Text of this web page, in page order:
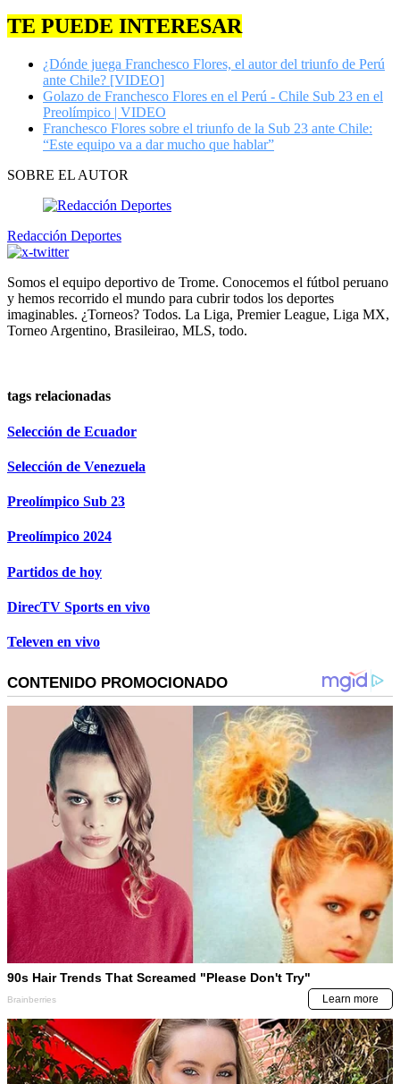
TE PUEDE INTERESAR
¿Dónde juega Franchesco Flores, el autor del triunfo de Perú
ante Chile? [VIDEO]
Golazo de Franchesco Flores en el Perú - Chile Sub 23 en el
Preolímpico | VIDEO
Franchesco Flores sobre el triunfo de la Sub 23 ante Chile:
“Este equipo va a dar mucho que hablar”
SOBRE EL AUTOR
Redacción Deportes
Somos el equipo deportivo de Trome. Conocemos el fútbol peruano
y hemos recorrido el mundo para cubrir todos los deportes
imaginables. ¿Torneos? Todos. La Liga, Premier League, Liga MX,
Torneo Argentino, Brasileirao, MLS, todo.
tags relacionadas
Selección de Ecuador
Selección de Venezuela
Preolímpico Sub 23
Preolímpico 2024
Partidos de hoy
DirecTV Sports en vivo
Televen en vivo